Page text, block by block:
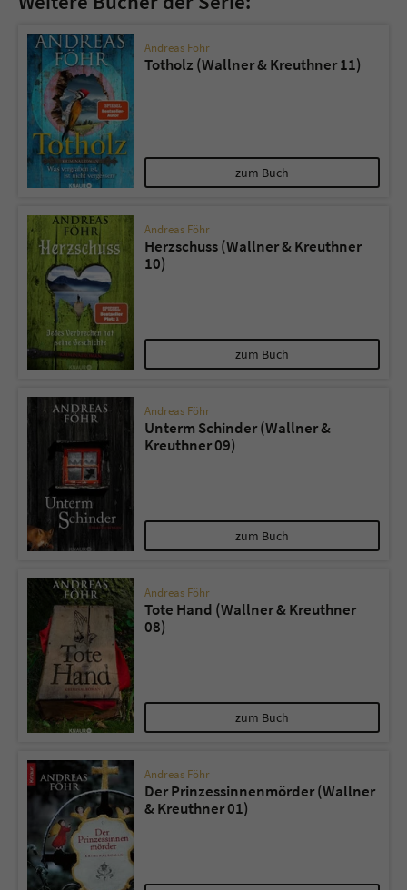
Andreas Föhr
Totholz (Wallner & Kreuthner 11)
zum Buch
Andreas Föhr
Herzschuss (Wallner & Kreuthner
10)
zum Buch
Andreas Föhr
Unterm Schinder (Wallner &
Kreuthner 09)
zum Buch
Andreas Föhr
Tote Hand (Wallner & Kreuthner
08)
zum Buch
Andreas Föhr
Der Prinzessinnenmörder (Wallner
& Kreuthner 01)